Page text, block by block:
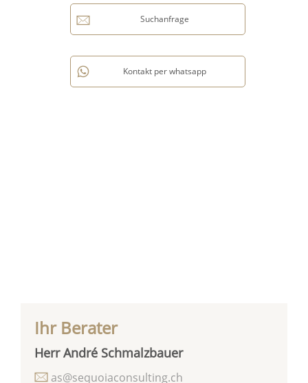
Ihr Berater
Herr André Schmalzbauer
as@sequoiaconsulting.ch
Suchanfrage
Kontakt per whatsapp